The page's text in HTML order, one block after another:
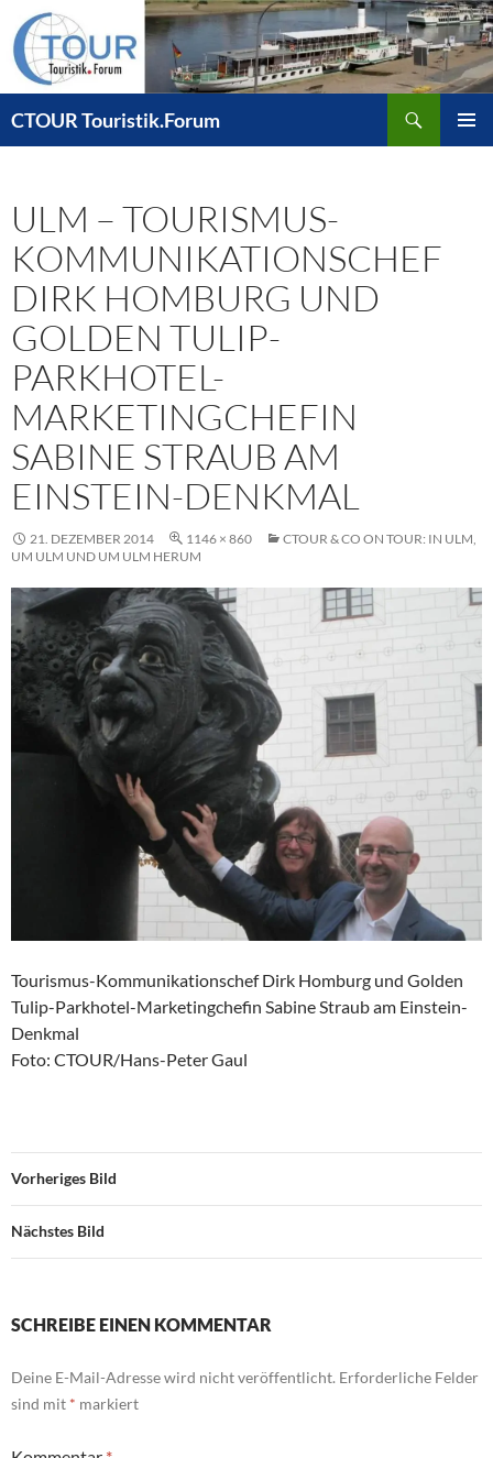
Zum
Inhalt
springen
CTOUR Touristik.Forum
ULM – TOURISMUS-
KOMMUNIKATIONSCHEF
DIRK HOMBURG UND
GOLDEN TULIP-
PARKHOTEL-
MARKETINGCHEFIN
SABINE STRAUB AM
EINSTEIN-DENKMAL
21. DEZEMBER 2014 1146 × 860
CTOUR & CO ON TOUR: IN ULM,
UM ULM UND UM ULM HERUM
Tourismus-Kommunikationschef Dirk Homburg und Golden
Tulip-Parkhotel-Marketingchefin Sabine Straub am Einstein-
Denkmal
Foto: CTOUR/Hans-Peter Gaul
Vorheriges Bild
Nächstes Bild
SCHREIBE EINEN KOMMENTAR
Deine E-Mail-Adresse wird nicht veröffentlicht. Erforderliche Felder
sind mit * markiert